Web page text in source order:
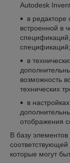
Autodesk
в
встроенной в
спецификаций;
в
возможность
технических
в
отображения
В базу
соответствующей
которые могут